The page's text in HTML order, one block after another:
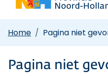
Home Pagina niet
Pagina niet